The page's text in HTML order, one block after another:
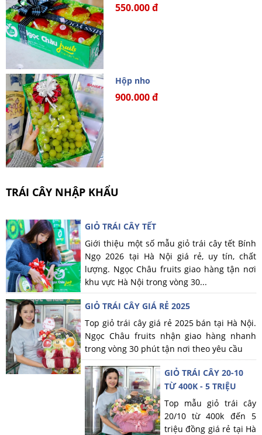
550.000 đ
Hộp nho
900.000 đ
TRÁI CÂY NHẬP KHẨU
GIỎ TRÁI CÂY TẾT
Giới thiệu một số mẫu giỏ trái cây tết Bính
Ngọ 2026 tại Hà Nội giá rẻ, uy tín, chất
lượng. Ngọc Châu fruits giao hàng tận nơi
khu vực Hà Nội trong vòng 30...
GIỎ TRÁI CÂY GIÁ RẺ 2025
Top giỏ trái cây giá rẻ 2025 bán tại Hà Nội.
Ngọc Châu fruits nhận giao hàng nhanh
trong vòng 30 phút tận nơi theo yêu cầu
GIỎ TRÁI CÂY 20-10
TỪ 400K - 5 TRIỆU
Top mẫu giỏ trái cây
20/10 từ 400k đến 5
triệu đồng giá rẻ tại Hà